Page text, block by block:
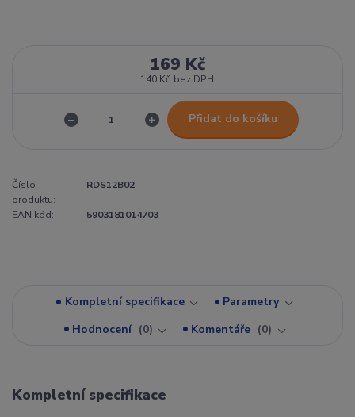
169 Kč
140 Kč bez DPH
Přidat do košíku
Číslo
produktu:
RDS12B02
EAN kód: 5903181014703
Kompletní specifikace
Parametry
Hodnocení
0 Komentáře 0
Kompletní specifikace